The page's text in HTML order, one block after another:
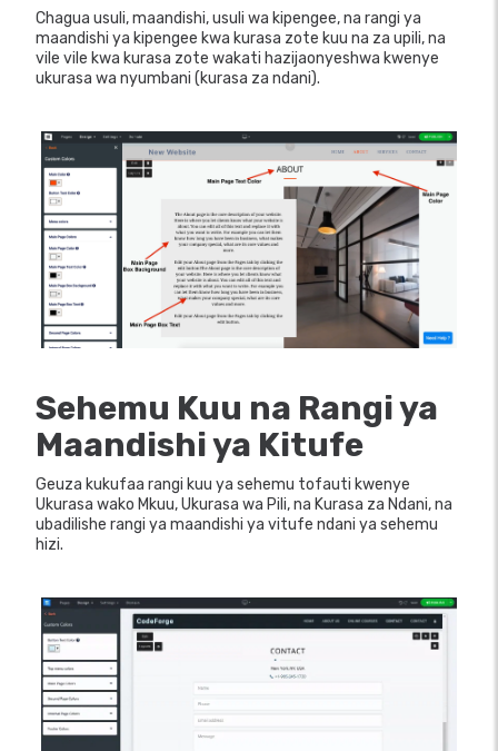
Chagua usuli, maandishi, usuli wa kipengee, na rangi ya
maandishi ya kipengee kwa kurasa zote kuu na za upili, na
vile vile kwa kurasa zote wakati hazijaonyeshwa kwenye
ukurasa wa nyumbani (kurasa za ndani).
Sehemu Kuu na Rangi ya
Maandishi ya Kitufe
Geuza kukufaa rangi kuu ya sehemu tofauti kwenye
Ukurasa wako Mkuu, Ukurasa wa Pili, na Kurasa za Ndani, na
ubadilishe rangi ya maandishi ya vitufe ndani ya sehemu
hizi.